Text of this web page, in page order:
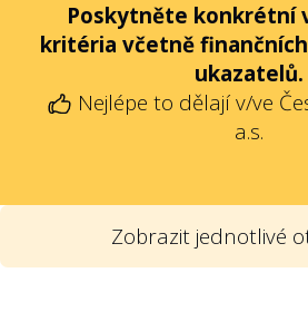
Poskytněte konkrétní
kritéria včetně
ukazatelů.
Nejlépe to dělají v/ve
a.s.
Zobrazit jednotlivé